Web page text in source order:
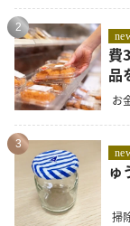
2
費
品
お
3
ゅ
掃